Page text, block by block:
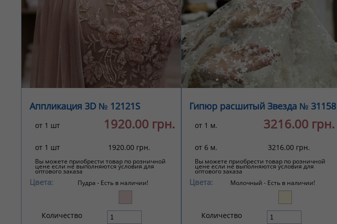
Аппликация 3D № 12121S
от 1 шт 1920.00 грн.
от 1 шт 1920.00 грн.
Вы можете приобрести товар по розничной
цене если не выполняются условия для
оптового заказа
Цвета: Пудра - Есть в наличии!
Количество
Гипюр расшитый Звезда № 31158
от 1 м. 3216.00 грн.
от 6 м. 3216.00 грн.
Вы можете приобрести товар по розничной
цене если не выполняются условия для
оптового заказа
Цвета: Молочный - Есть в наличии!
Количество